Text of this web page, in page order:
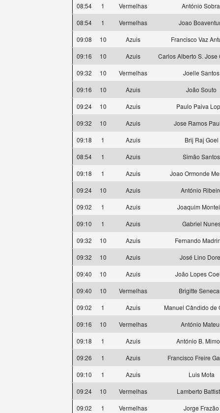
08:54
1 Vermelhas
António
08:54
1 Vermelhas
Joao
09:08
10 Azuis
Francisco Vaz
09:16
10 Azuis
Carlos Alberto S. Jose
09:32
10 Vermelhas
Joelle Santos
09:16
10 Azuis
João Souto
09:24
10 Azuis
Paulo Paiva
09:32
10 Azuis
Jose Ramos
09:18
1 Azuis
Brij Raj Goel
08:54
1 Azuis
Simão Santos
09:18
1 Azuis
Joao Ormonde
09:24
10 Azuis
António
09:02
1 Azuis
Joaquim
09:10
1 Azuis
Gabriel
09:32
10 Azuis
Fernando
09:32
10 Azuis
José Lino
09:40
10 Azuis
João Lopes
09:40
10 Vermelhas
Brigitte
09:02
1 Azuis
Manuel Cândido de
09:16
10 Vermelhas
António
09:18
1 Azuis
António B.
09:26
1 Azuis
Francisco Freire
09:10
1 Azuis
Luis Mota
09:24
10 Vermelhas
Lamberto
09:02
1 Vermelhas
Jorge Frazão